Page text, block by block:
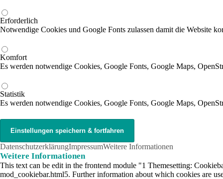
Erforderlich
Notwendige Cookies und Google Fonts zulassen damit die Website
Komfort
Es werden notwendige Cookies, Google Fonts, Google Maps,
Statistik
Es werden notwendige Cookies, Google Fonts, Google Maps,
DatenschutzerklärungImpressumWeitere Informationen
Weitere Informationen
This text can be edit in the frontend module "1 Themesetting:
mod_cookiebar.html5. Further information about which cookies are